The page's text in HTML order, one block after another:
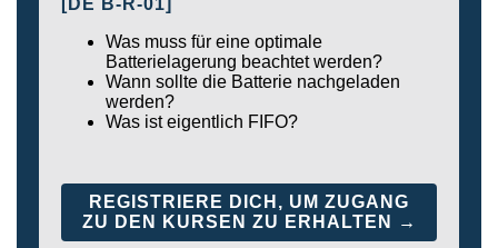
Was muss für eine optimale
Batterielagerung beachtet werden?
Wann sollte die Batterie nachgeladen
werden?
Was ist eigentlich FIFO?
REGISTRIERE DICH, UM ZUGANG
ZU DEN KURSEN ZU ERHALTEN →